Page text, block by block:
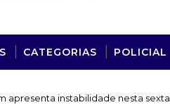
CATEGORIAS POLICIAL
apresenta instabilidade nesta sexta